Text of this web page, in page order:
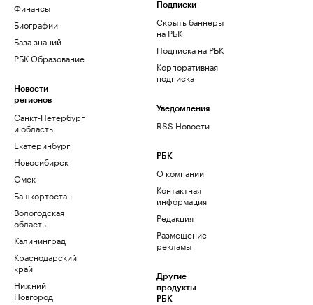
Финансы
Биографии
База знаний
РБК Образование
Новости
регионов
Санкт-Петербург
и область
Екатеринбург
Новосибирск
Омск
Башкортостан
Вологодская
область
Калининград
Краснодарский
край
Нижний
Новгород
Подписки
Скрыть баннеры
на РБК
Подписка на РБК
Корпоративная
подписка
Уведомления
RSS Новости
РБК
О компании
Контактная
информация
Редакция
Размещение
рекламы
Другие
продукты
РБК